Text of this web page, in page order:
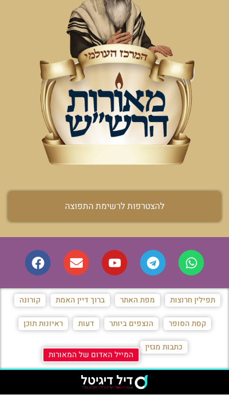
להצטרפות לרשימת התפוצה
תפילין חרוצות מפת האתר ברוך דיין האמת קורונה
קסת הסופר הנצפים ביותר דעות ראיונות תוכן
כתבות מגזין
המייל האדום של המאורות